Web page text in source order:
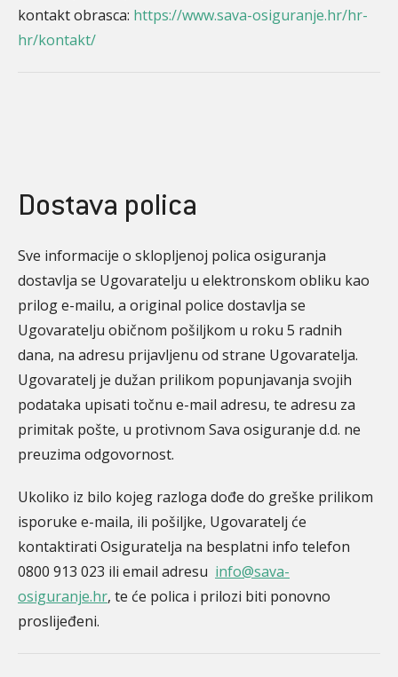
kontakt obrasca: https://www.sava-osiguranje.hr/hr-
hr/kontakt/
Dostava polica
Sve informacije o sklopljenoj polica osiguranja
dostavlja se Ugovaratelju u elektronskom obliku kao
prilog e-mailu, a original police dostavlja se
Ugovaratelju običnom pošiljkom u roku 5 radnih
dana, na adresu prijavljenu od strane Ugovaratelja.
Ugovaratelj je dužan prilikom popunjavanja svojih
podataka upisati točnu e-mail adresu, te adresu za
primitak pošte, u protivnom Sava osiguranje d.d. ne
preuzima odgovornost.
Ukoliko iz bilo kojeg razloga dođe do greške prilikom
isporuke e-maila, ili pošiljke, Ugovaratelj će
kontaktirati Osiguratelja na besplatni info telefon
0800 913 023 ili email adresu info@sava-
osiguranje.hr, te će polica i prilozi biti ponovno
proslijeđeni.